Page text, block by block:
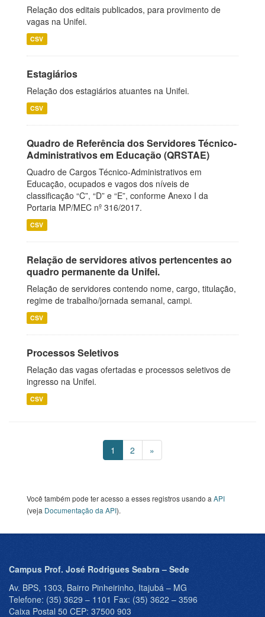
Relação dos editais publicados, para provimento de
vagas na Unifei.
CSV
Estagiários
Relação dos estagiários atuantes na Unifei.
CSV
Quadro de Referência dos Servidores Técnico-
Administrativos em Educação (QRSTAE)
Quadro de Cargos Técnico-Administrativos em
Educação, ocupados e vagos dos níveis de
classificação “C”, “D” e “E”, conforme Anexo I da
Portaria MP/MEC nº 316/2017.
CSV
Relação de servidores ativos pertencentes ao
quadro permanente da Unifei.
Relação de servidores contendo nome, cargo, titulação,
regime de trabalho/jornada semanal, campi.
CSV
Processos Seletivos
Relação das vagas ofertadas e processos seletivos de
ingresso na Unifei.
CSV
1 2 »
Você também pode ter acesso a esses registros usando a API
(veja Documentação da API).
Campus Prof. José Rodrigues Seabra – Sede
Av. BPS, 1303, Bairro Pinheirinho, Itajubá – MG
Telefone: (35) 3629 – 1101 Fax: (35) 3622 – 3596
Caixa Postal 50 CEP: 37500 903